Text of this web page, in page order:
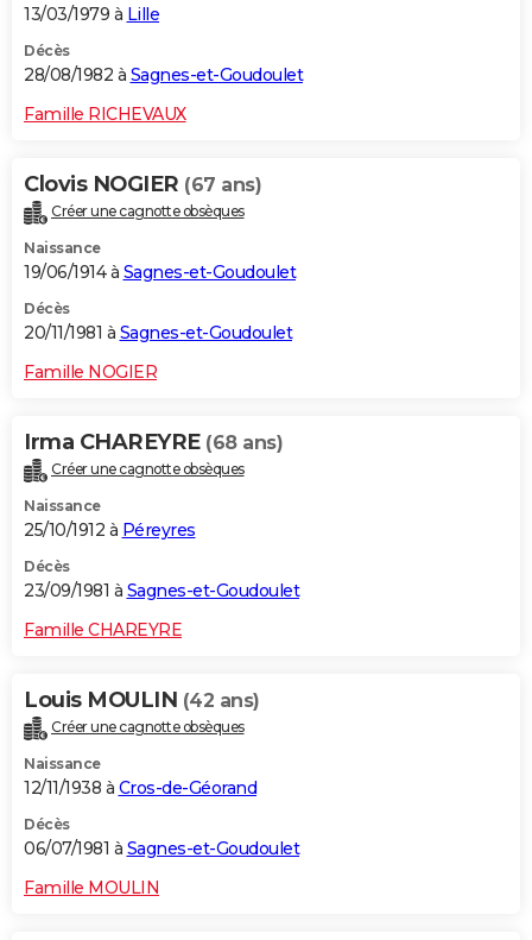
13/03/1979 à Lille
Décès
28/08/1982 à Sagnes-et-Goudoulet
Famille RICHEVAUX
Clovis NOGIER (67 ans)
Créer une cagnotte obsèques
Naissance
19/06/1914 à Sagnes-et-Goudoulet
Décès
20/11/1981 à Sagnes-et-Goudoulet
Famille NOGIER
Irma CHAREYRE (68 ans)
Créer une cagnotte obsèques
Naissance
25/10/1912 à Péreyres
Décès
23/09/1981 à Sagnes-et-Goudoulet
Famille CHAREYRE
Louis MOULIN (42 ans)
Créer une cagnotte obsèques
Naissance
12/11/1938 à Cros-de-Géorand
Décès
06/07/1981 à Sagnes-et-Goudoulet
Famille MOULIN